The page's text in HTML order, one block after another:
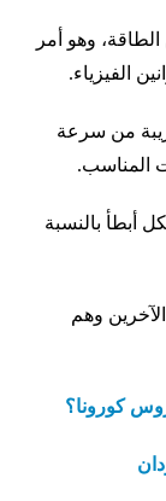
وهو أمر
الفيزياء.
من سرعة
المناسب.
أبطأ بالنسبة
وهم
كورونا؟